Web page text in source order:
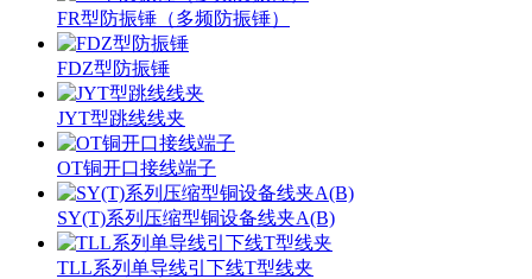
FR型防振锤（多频防振锤）
FDZ型防振锤
JYT型跳线线夹
OT铜开口接线端子
SY(T)系列压缩型铜设备线夹A(B)
TLL系列单导线引下线T型线夹